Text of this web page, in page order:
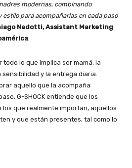
modernas, combinando
para acompañarlas en cada paso
Nadotti, Assistant Marketing
.
lo que implica ser mamá: la
y la entrega diaria.
aquello que la acompaña
G-SHOCK entiende que los
que realmente importan, aquellos
y que están presentes, tal como lo